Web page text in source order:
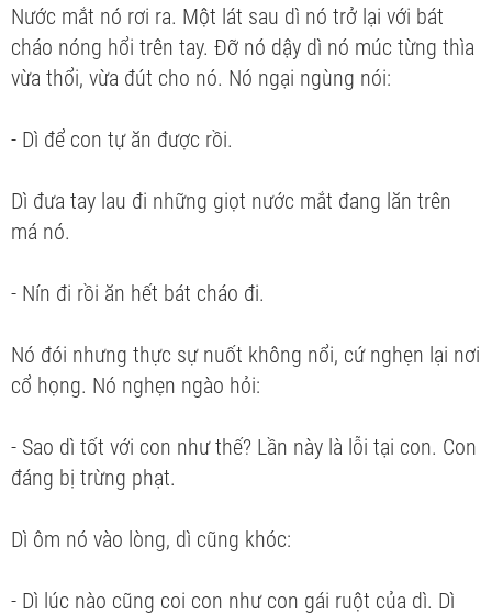
Nước mắt nó rơi ra. Một lát sau dì nó trở lại với bát
cháo nóng hổi trên tay. Đỡ nó dậy dì nó múc từng thìa
vừa thổi, vừa đút cho nó. Nó ngại ngùng nói:
- Dì để con tự ăn được rồi.
Dì đưa tay lau đi những giọt nước mắt đang lăn trên
má nó.
- Nín đi rồi ăn hết bát cháo đi.
Nó đói nhưng thực sự nuốt không nổi, cứ nghẹn lại nơi
cổ họng. Nó nghẹn ngào hỏi:
- Sao dì tốt với con như thế? Lần này là lỗi tại con. Con
đáng bị trừng phạt.
Dì ôm nó vào lòng, dì cũng khóc:
- Dì lúc nào cũng coi con như con gái ruột của dì. Dì